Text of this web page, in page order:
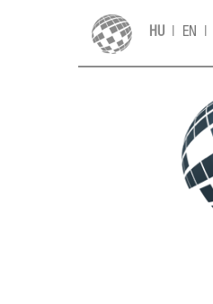
HU | EN |